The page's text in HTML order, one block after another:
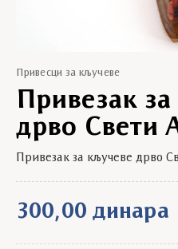
Привесци за кључеве
Привезак
дрво Свети
300,00 динара
Привезак за кључеве дрво